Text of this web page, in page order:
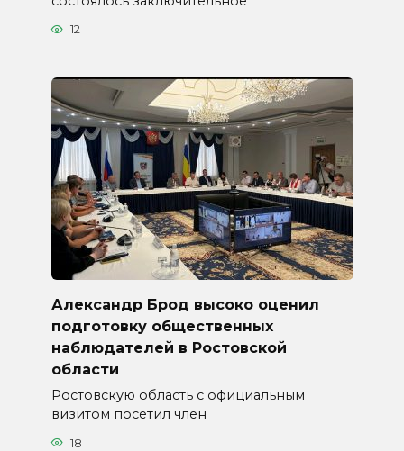
12
Александр Брод высоко оценил
подготовку общественных
наблюдателей в Ростовской
области
Ростовскую область с официальным
визитом посетил член
18